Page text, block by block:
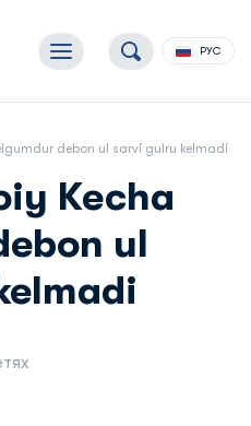
РУС
debon ul sarvi gulru kelmadi
Kecha
ul